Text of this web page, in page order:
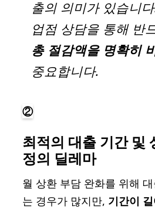
O
출의 의미가 있습니
업점 상담을 통해 반
총 절감액을 명확히
중요합니다.
②
최적의 대출 기간 및
정의 딜레마
월 상환 부담 완화를 위해
는 경우가 많지만, 기간이